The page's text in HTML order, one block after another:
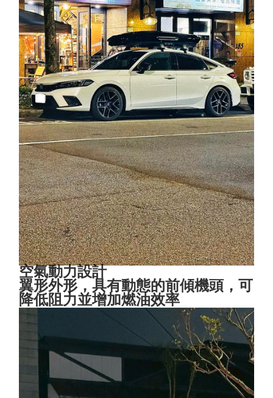
空氣動力設計
翼形外形，具有動態的前傾機頭，可
降低阻力並增加燃油效率